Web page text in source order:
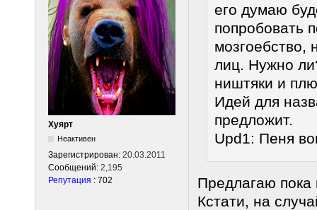
Хуярт
Неактивен
Зарегистрирован: 20.03.2011
Сообщений: 2,195
Репутация : 702
его думаю
попробовать
мозгоебство,
лиц. Нужно
ништяки и
Идей для
предложит.
Upd1: Пеня
Предлагаю пока
Кстати, на